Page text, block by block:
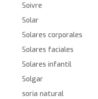
Soivre
Solar
Solares corporales
Solares faciales
Solares infantil
Solgar
soria natural